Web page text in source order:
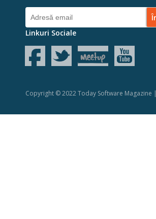
Linkuri Sociale
Copyright © 2022 Today Software Magazine |